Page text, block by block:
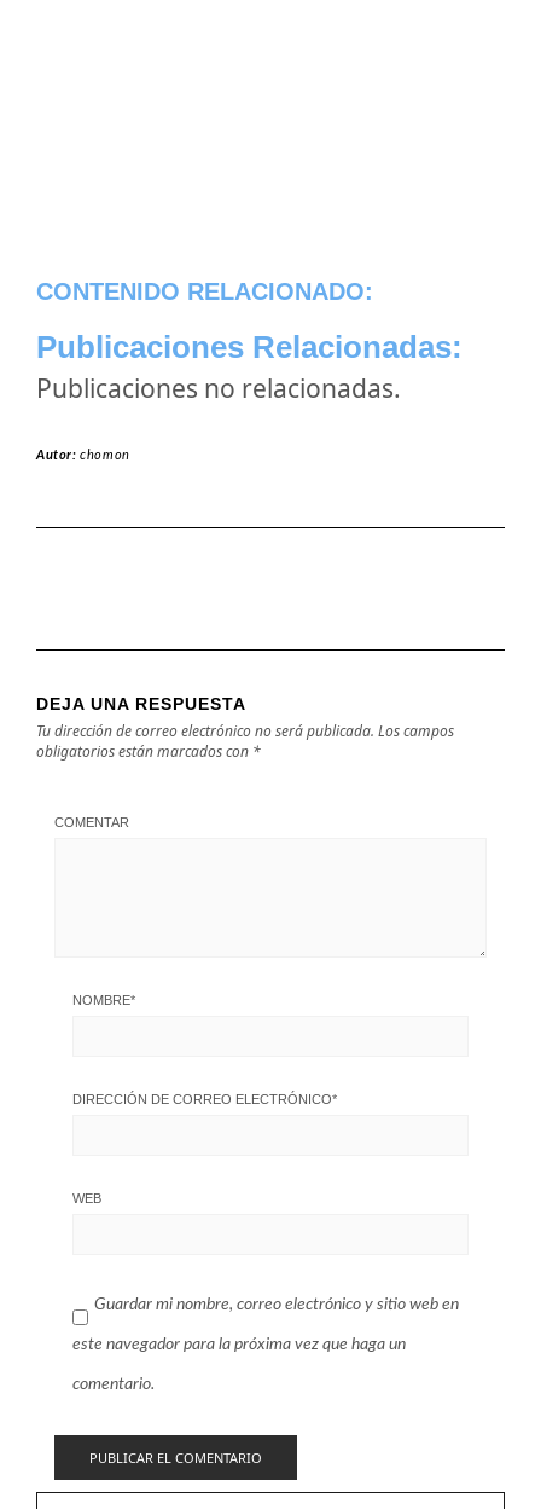
CONTENIDO RELACIONADO:
Publicaciones Relacionadas:
Publicaciones no relacionadas.
Autor:chomon
DEJA UNA RESPUESTA
Tu dirección de correo electrónico no será publicada. Los campos
obligatorios están marcados con *
COMENTAR
NOMBRE*
DIRECCIÓN DE CORREO ELECTRÓNICO*
WEB
Guardar mi nombre, correo electrónico y sitio web en
este navegador para la próxima vez que haga un
comentario.